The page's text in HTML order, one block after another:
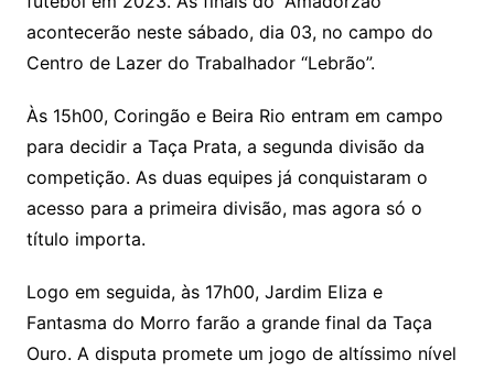
acontecerão neste sábado, dia 03, no campo do
Centro de Lazer do Trabalhador “Lebrão”.
Às 15h00, Coringão e Beira Rio entram em campo
para decidir a Taça Prata, a segunda divisão da
competição. As duas equipes já conquistaram o
acesso para a primeira divisão, mas agora só o
título importa.
Logo em seguida, às 17h00, Jardim Eliza e
Fantasma do Morro farão a grande final da Taça
Ouro. A disputa promete um jogo de altíssimo nível